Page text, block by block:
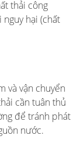
thải công
nguy hại (chất
và vận chuyển
cần tuân thủ
để tránh phát
nước.